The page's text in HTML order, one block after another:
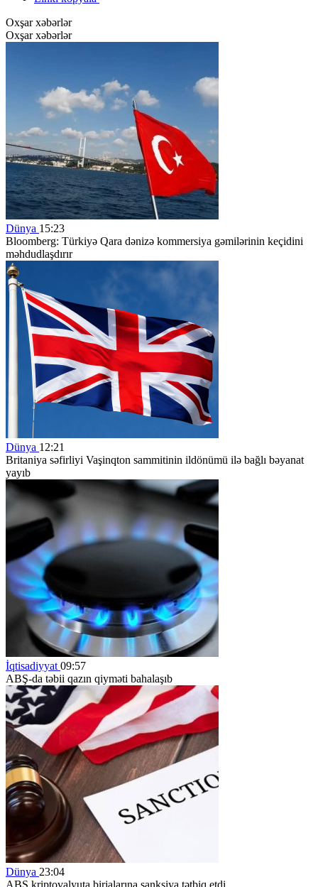
Oxşar xəbərlər
Oxşar xəbərlər
Dünya 15:23
Bloomberg: Türkiyə Qara dənizə kommersiya gəmilərinin keçidini
məhdudlaşdırır
Dünya 12:21
Britaniya səfirliyi Vaşinqton sammitinin ildönümü ilə bağlı bəyanat
yayıb
İqtisadiyyat 09:57
ABŞ-da təbii qazın qiyməti bahalaşıb
Dünya 23:04
ABŞ kriptovalyuta birjalarına sanksiya tətbiq etdi